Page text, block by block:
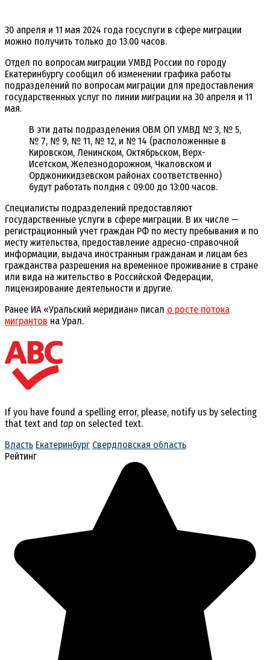
30 апреля и 11 мая 2024 года госуслуги в сфере миграции
можно получить только до 13.00 часов.
Отдел по вопросам миграции УМВД России по городу
Екатеринбургу сообщил об изменении графика работы
подразделений по вопросам миграции для предоставления
государственных услуг по линии миграции на 30 апреля и 11
мая.
В эти даты подразделения ОВМ ОП УМВД № 3, № 5,
№ 7, № 9, № 11, № 12, и № 14 (расположенные в
Кировском, Ленинском, Октябрьском, Верх-
Исетском, Железнодорожном, Чкаловском и
Орджоникидзевском районах соответственно)
будут работать полдня с 09:00 до 13:00 часов.
Специалисты подразделений предоставляют
государственные услуги в сфере миграции. В их числе —
регистрационный учет граждан РФ по месту пребывания и по
месту жительства, предоставление адресно-справочной
информации, выдача иностранным гражданам и лицам без
гражданства разрешения на временное проживание в стране
или вида на жительство в Российской Федерации,
лицензирование деятельности и другие.
Ранее ИА «Уральский меридиан» писал о росте потока
мигрантов на Урал.
If you have found a spelling error, please, notify us by selecting
that text and tap on selected text.
Власть Екатеринбург Свердловская область
Рейтинг